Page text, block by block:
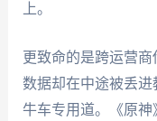
上。
更致命的是跨运营商
数据却在中途被丢
牛车专用道。《原神